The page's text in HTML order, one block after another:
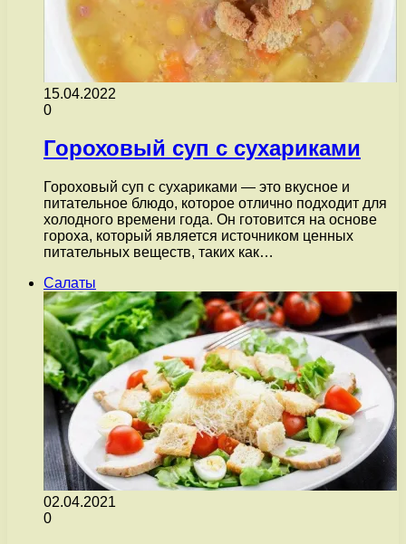
15.04.2022
0
Гороховый суп с сухариками
Гороховый суп с сухариками — это вкусное и
питательное блюдо, которое отлично подходит для
холодного времени года. Он готовится на основе
гороха, который является источником ценных
питательных веществ, таких как…
Салаты
02.04.2021
0